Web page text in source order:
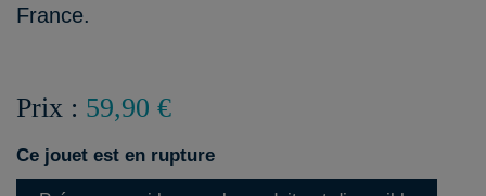
France.
Prix : 59,90 €
Ce jouet est en rupture